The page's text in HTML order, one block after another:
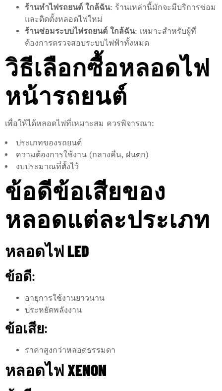
ร้านทําไฟรถยนต์ ใกล้ฉัน: ร้านเหล่านี้มักจะมีบริการซ่อม
และติดตั้งหลอดไฟใหม่
ร้านซ่อมระบบไฟรถยนต์ ใกล้ฉัน: เหมาะสำหรับผู้ที่
ต้องการตรวจสอบระบบไฟฟ้าทั้งหมด
วิธีเลือกซื้อหลอดไฟ
หน้ารถยนต์
เพื่อให้ได้หลอดไฟที่เหมาะสม ควรพิจารณา:
ประเภทของรถยนต์
ความต้องการใช้งาน (กลางคืน, ฝนตก)
งบประมาณที่ตั้งไว้
ข้อดีข้อเสียของ
หลอดแต่ละประเภท
หลอดไฟ LED
ข้อดี:
อายุการใช้งานยาวนาน
ประหยัดพลังงาน
ข้อเสีย:
ราคาสูงกว่าหลอดธรรมดา
หลอดไฟ XENON